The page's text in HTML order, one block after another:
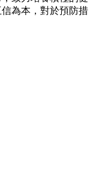
為本，對於預防措